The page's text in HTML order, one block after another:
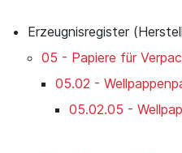
Erzeugnisregister
05 - Papiere für
05.02 -
05.02.05 -